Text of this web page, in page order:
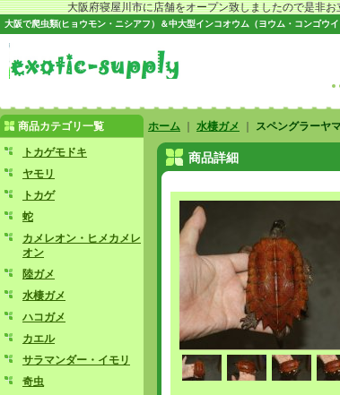
大阪府寝屋川市に店舗をオープン致しましたので是非お
大阪で爬虫類(ヒョウモン・ニシアフ）＆中大型インコオウム（ヨウム・コンゴウ
商品カテゴリ一覧
トカゲモドキ
ヤモリ
トカゲ
蛇
カメレオン・ヒメカメレ
オン
陸ガメ
水棲ガメ
ハコガメ
カエル
サラマンダー・イモリ
奇虫
ホーム 水棲ガメ スペングラーヤ
商品詳細